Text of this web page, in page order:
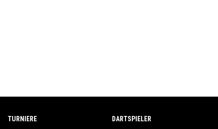
TURNIERE DARTSPIELER